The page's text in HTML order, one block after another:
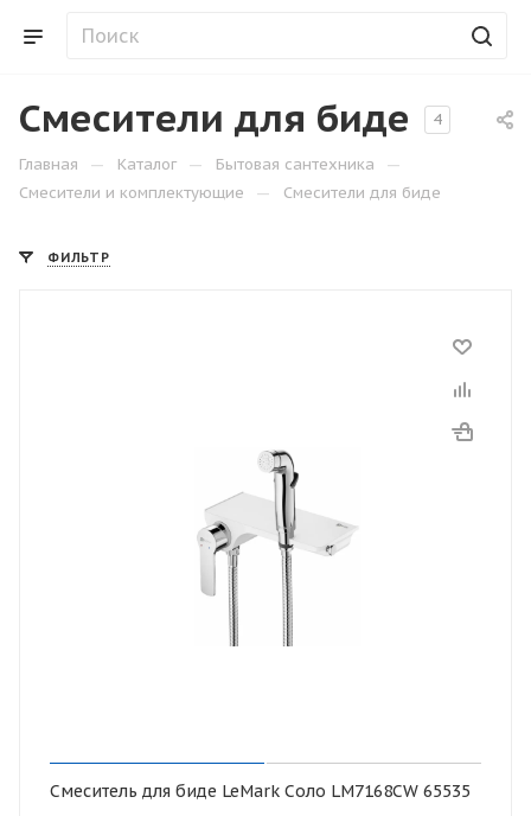
Смесители для биде 4
Главная — Каталог — Бытовая сантехника —
Смесители и комплектующие — Смесители для биде
ФИЛЬТР
Смеситель для биде LeMark Соло LM7168CW 65535